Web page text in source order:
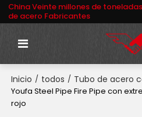
China Veinte millones de
de acero Fabricantes
Inicio / todos / Tubo de acero
Youfa Steel Pipe Fire Pipe con
rojo